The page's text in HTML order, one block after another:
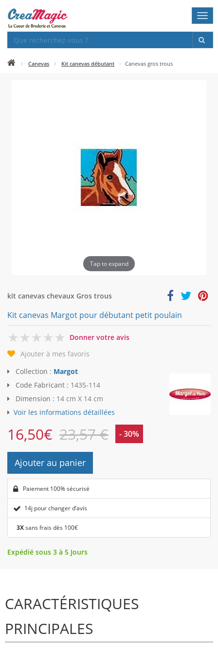
Canevas Kit canevas débutant Canevas gros trous
Tap to expand
kit canevas chevaux Gros trous
Kit canevas Margot pour débutant petit poulain
0
Donner votre avis
Ajouter à mes favoris
Collection : Margot
Code Fabricant : 1435-114
Dimension : 14 cm X 14 cm
Voir les informations détaillées
16,50€ 23,57 € - 30%
Ajouter au panier
Paiement 100% sécurisé
14j pour changer d’avis
3Xsans frais dès 100€
Expédié sous 3 à 5 Jours
CARACTÉRISTIQUES
PRINCIPALES